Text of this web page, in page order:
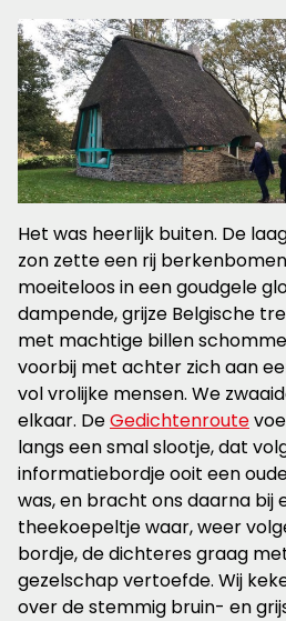
Het was heerlijk buiten. De
zon zette een rij berkenbomen
moeiteloos in een goudgele
dampende, grijze Belgische
met machtige billen
voorbij met achter zich aan
vol vrolijke mensen. We
elkaar. DeGedichtenroute
langs een smal slootje, dat
informatiebordje ooit een
was, en bracht ons daarna bij
theekoepeltje waar, weer
bordje, de dichteres graag
gezelschap vertoefde. Wij
over de stemmig bruin- en